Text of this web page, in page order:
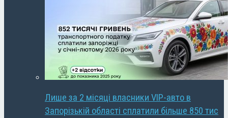
Лише за 2 місяці власники VIP-авто в
Запорізькій області сплатили більше 850 тис